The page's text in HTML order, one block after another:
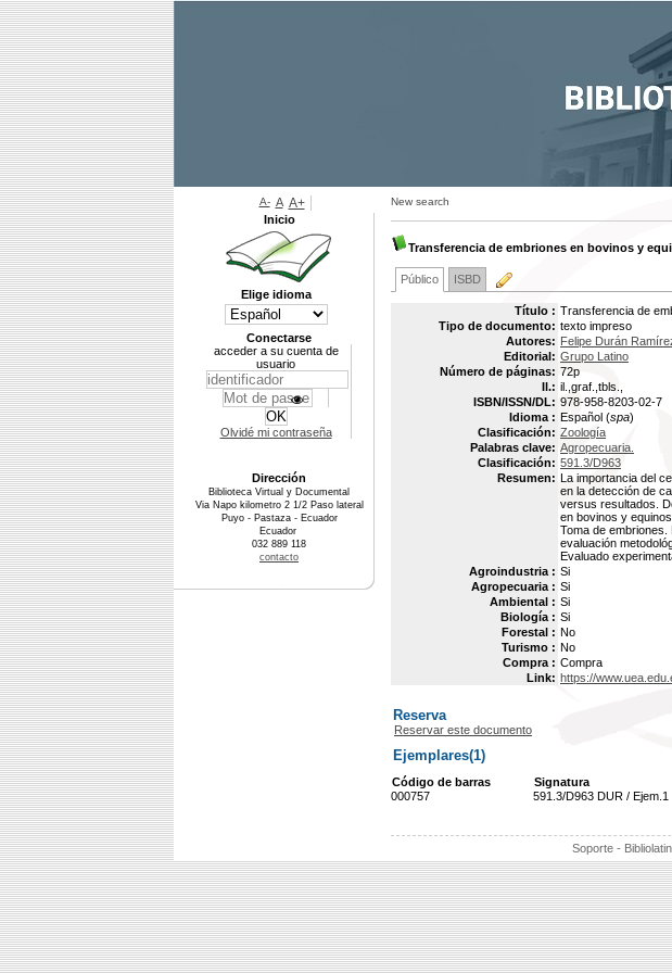
New search
Transferencia de embriones en bovinos y
Público ISBD
Título : Transferencia de
Tipo de documento: texto impreso
Autores: Felipe Durán
Editorial: Grupo Latino
Número de páginas: 72p
Il.: il.,graf.,tbls.,
ISBN/ISSN/DL: 978-958-8203-02-7
Idioma : Español (spa)
Clasificación: Zoología
Palabras clave: Agropecuaria.
Clasificación: 591.3/D963
Resumen: La importancia del
en la detección de
versus resultados.
en bovinos y
Toma de
evaluación
Evaluado
Agroindustria : Si
Agropecuaria : Si
Ambiental : Si
Biología : Si
Forestal : No
Turismo : No
Compra : Compra
Link: https://
Reserva
Reservar este documento
Ejemplares(1)
Código de barras Signatura
000757
591.3/D963 DUR / Ejem.1
Soporte -
A- A A+
Inicio
Elige idioma
Conectarse
acceder a su cuenta de
usuario
Olvidé mi contraseña
Dirección
Biblioteca Virtual y Documental
Via Napo kilometro 2 1/2 Paso lateral
Puyo - Pastaza - Ecuador
Ecuador
032 889 118
contacto